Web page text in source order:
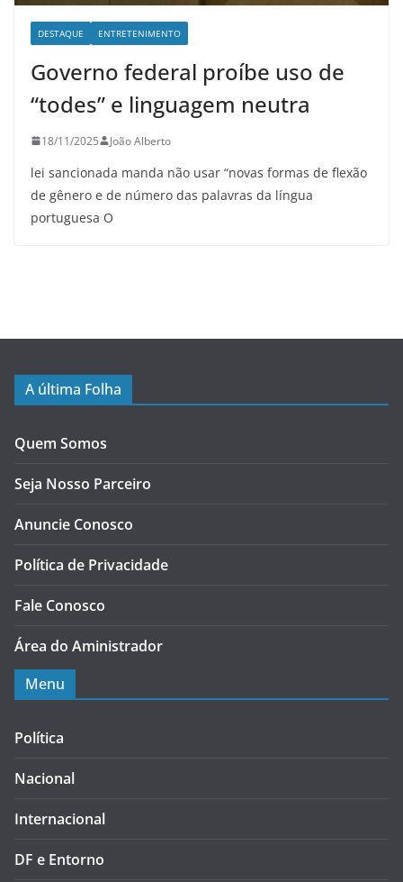
DESTAQUE ENTRETENIMENTO
Governo federal proíbe uso de
“todes” e linguagem neutra
18/11/2025 João Alberto
lei sancionada manda não usar “novas formas de flexão
de gênero e de número das palavras da língua
portuguesa O
A última Folha
Quem Somos
Seja Nosso Parceiro
Anuncie Conosco
Política de Privacidade
Fale Conosco
Área do Aministrador
Menu
Política
Nacional
Internacional
DF e Entorno